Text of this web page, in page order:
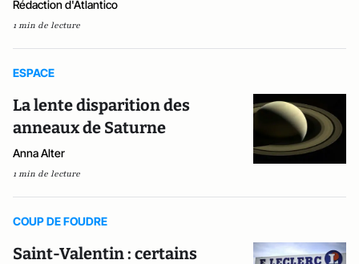
Rédaction d'Atlantico
1 min de lecture
ESPACE
La lente disparition des
anneaux de Saturne
Anna Alter
1 min de lecture
COUP DE FOUDRE
Saint-Valentin : certains